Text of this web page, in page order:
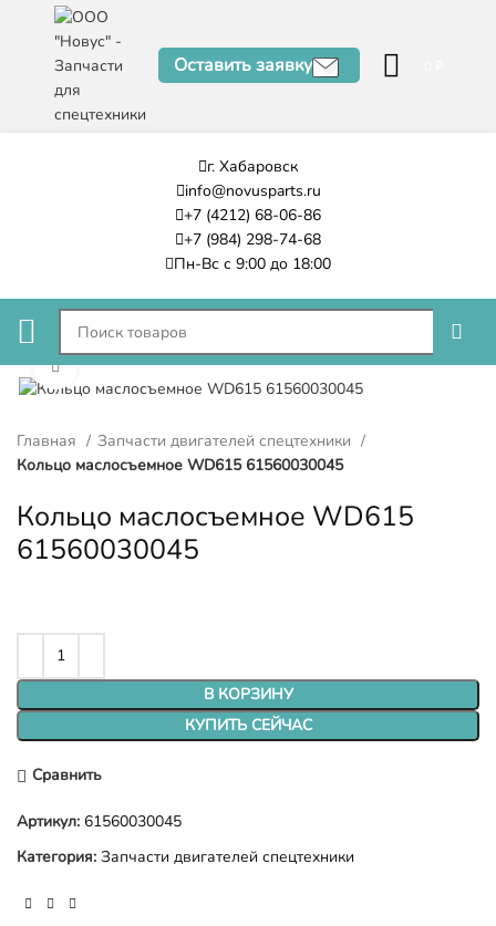
Оставить заявку
г. Хабаровск
info@novusparts.ru
+7 (4212) 68-06-86
+7 (984) 298-74-68
Пн-Вс с 9:00 до 18:00
Нажмите, чтобы увеличить
Главная
Запчасти двигателей спецтехники
Кольцо маслосъемное WD615 61560030045
Кольцо маслосъемное WD615
61560030045
В КОРЗИНУ
КУПИТЬ СЕЙЧАС
Сравнить
Артикул: 61560030045
Категория: Запчасти двигателей спецтехники